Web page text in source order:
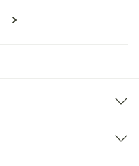
lisez actuellement la